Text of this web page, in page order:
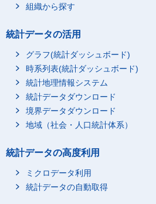
組織から探す
統計データの活用
グラフ(統計ダッシュボード)
時系列表(統計ダッシュボード)
統計地理情報システム
統計データダウンロード
境界データダウンロード
地域（社会・人口統計体系）
統計データの高度利用
ミクロデータ利用
統計データの自動取得